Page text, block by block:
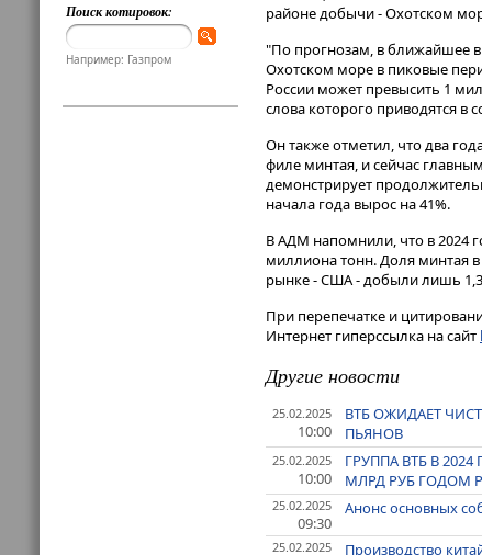
Поиск котировок:
Например: Газпром
районе добычи - Охотском
"По прогнозам, в ближайшее
Охотском море в пиковые
России может превысить 1
слова которого приводятся в
Он также отметил, что два
филе минтая, и сейчас
демонстрирует
начала года вырос на 41%.
В АДМ напомнили, что в 2024
миллиона тонн. Доля минтая
рынке - США - добыли лишь
При перепечатке и
Интернет гиперссылка на сайт
Другие новости
25.02.2025
10:00
ВТБ ОЖИДАЕТ
ПЬЯНОВ
25.02.2025
10:00
ГРУППА ВТБ В
МЛРД РУБ ГОДОМ
25.02.2025
09:30
Анонс основных
25.02.2025 Производство